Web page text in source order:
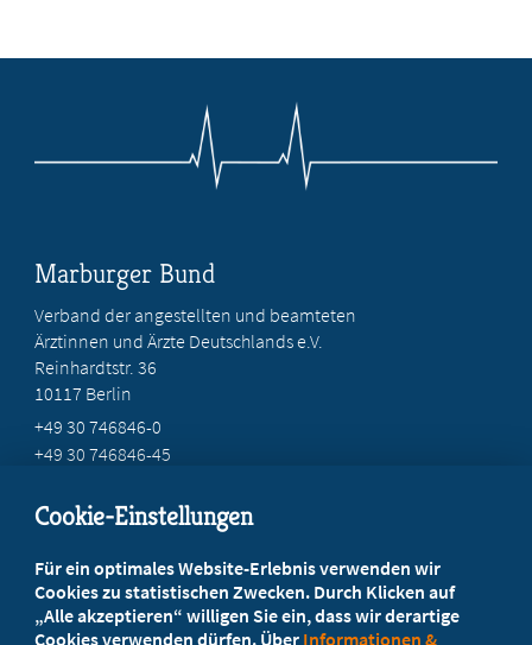
Marburger Bund
Verband der angestellten und beamteten
Ärztinnen und Ärzte Deutschlands e.V.
Reinhardtstr. 36
10117 Berlin
+49 30 746846-0
+49 30 746846-45
Ihr Landesverband berät Sie!
Cookie-Einstellungen
Für ein optimales Website-Erlebnis verwenden wir
Cookies zu statistischen Zwecken. Durch Klicken auf
„Alle akzeptieren“ willigen Sie ein, dass wir derartige
Cookies verwenden dürfen. Über Informationen &